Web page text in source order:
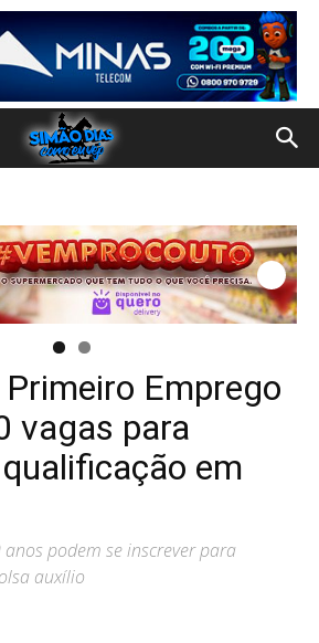
Emprego
vagas para
em
anos podem se inscrever para
auxílio